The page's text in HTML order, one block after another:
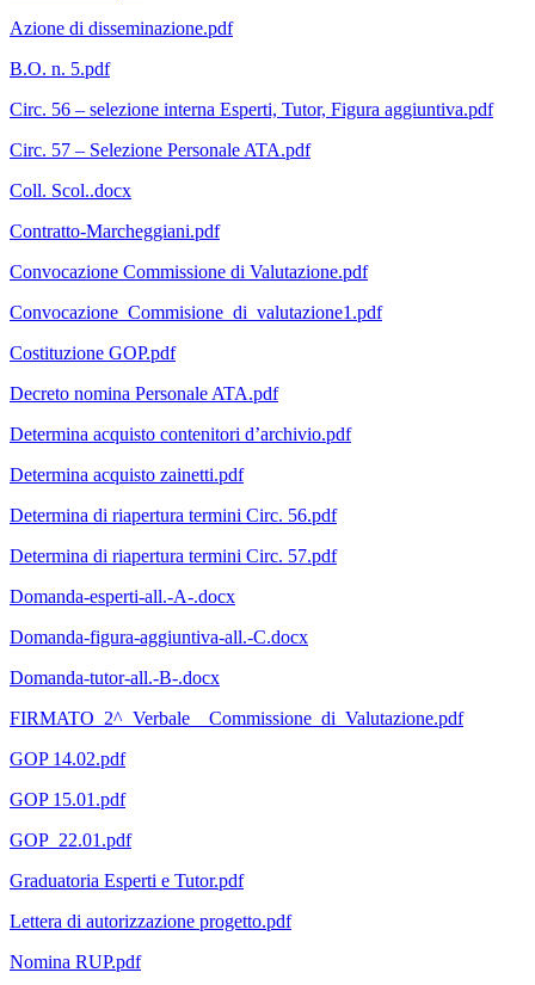
Azione di disseminazione.pdf
B.O. n. 5.pdf
Circ. 56 – selezione interna Esperti, Tutor, Figura aggiuntiva.pdf
Circ. 57 – Selezione Personale ATA.pdf
Coll. Scol..docx
Contratto-Marcheggiani.pdf
Convocazione Commissione di Valutazione.pdf
Convocazione_Commisione_di_valutazione1.pdf
Costituzione GOP.pdf
Decreto nomina Personale ATA.pdf
Determina acquisto contenitori d’archivio.pdf
Determina acquisto zainetti.pdf
Determina di riapertura termini Circ. 56.pdf
Determina di riapertura termini Circ. 57.pdf
Domanda-esperti-all.-A-.docx
Domanda-figura-aggiuntiva-all.-C.docx
Domanda-tutor-all.-B-.docx
FIRMATO_2^_Verbale__Commissione_di_Valutazione.pdf
GOP 14.02.pdf
GOP 15.01.pdf
GOP_22.01.pdf
Graduatoria Esperti e Tutor.pdf
Lettera di autorizzazione progetto.pdf
Nomina RUP.pdf